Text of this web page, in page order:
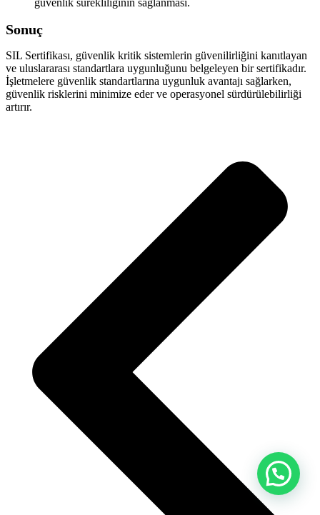
güvenlik sürekliliğinin sağlanması.
Sonuç
SIL Sertifikası, güvenlik kritik sistemlerin güvenilirliğini kanıtlayan
ve uluslararası standartlara uygunluğunu belgeleyen bir sertifikadır.
İşletmelere güvenlik standartlarına uygunluk avantajı sağlarken,
güvenlik risklerini minimize eder ve operasyonel sürdürülebilirliği
artırır.